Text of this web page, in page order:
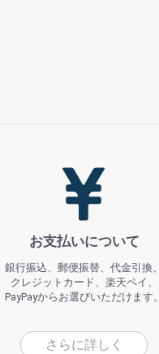
お支払いについて
銀行振込、郵便振替、代金引換、
クレジットカード、楽天ペイ、
PayPayからお選びいただけます。
さらに詳しく